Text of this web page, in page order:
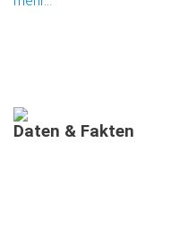
Daten & Fakten